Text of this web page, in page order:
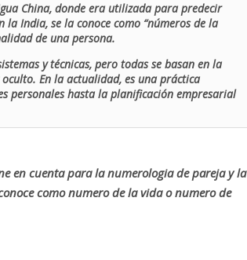
China, donde era utilizada para predecir
India, se la conoce como “números de la
de una persona.
y técnicas, pero todas se basan en la
En la actualidad, es una práctica
personales hasta la planificación empresarial
en cuenta para la numerologia de pareja y la
como numero de la vida o numero de